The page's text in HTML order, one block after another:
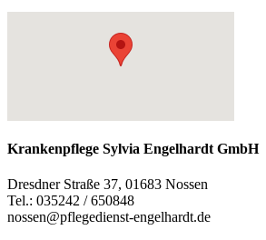
Krankenpflege Sylvia Engelhardt GmbH
Dresdner Straße 37, 01683 Nossen
Tel.: 035242 / 650848
nossen@pflegedienst-engelhardt.de